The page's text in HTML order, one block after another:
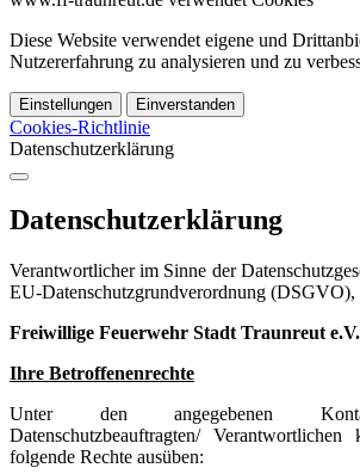
Diese Website verwendet eigene und
Nutzererfahrung zu analysieren und zu
Einstellungen Einverstanden
Cookies-Richtlinie
Datenschutzerklärung
Datenschutzerklärung
Verantwortlicher im Sinne der
EU-Datenschutzgrundverordnung (DSGVO),
Freiwillige Feuerwehr Stadt Traunreut e.V.
Ihre Betroffenenrechte
Unter den angegebenen
Datenschutzbeauftragten/
folgende Rechte ausüben: